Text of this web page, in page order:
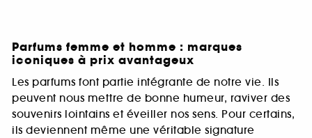
Parfums femme et homme : marques
iconiques à prix avantageux
Les parfums font partie intégrante de notre vie. Ils
peuvent nous mettre de bonne humeur, raviver des
souvenirs lointains et éveiller nos sens. Pour certains,
ils deviennent même une véritable signature